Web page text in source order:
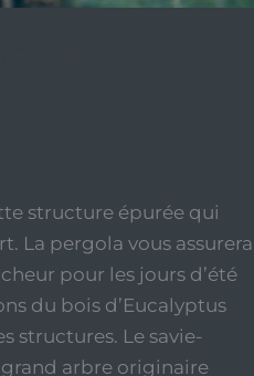
structure épurée qui
La pergola vous assurera
pour les jours d’été
du bois d’Eucalyptus
structures. Le savie-
grand arbre originaire